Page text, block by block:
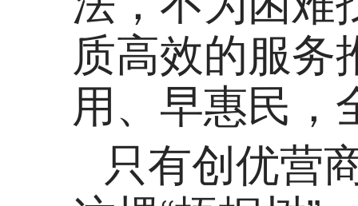
质高效的服务
用、早惠民，
只有创优营